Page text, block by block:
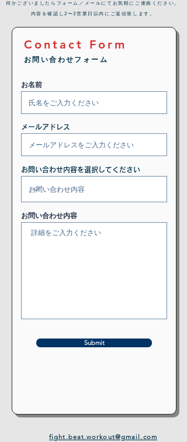
何かございましたらフォーム／メールにてお気軽にご連絡ください。
内容を確認し2〜3営業日以内にご返信致します。
Contact Form
お問い合わせフォーム
お名前
メールアドレス
お問い合わせ内容を選択してください
お問い合わせ内容
Submit
fight.beat.workout@gmail.com